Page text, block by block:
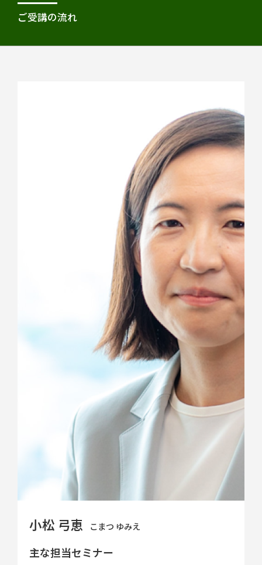
ご受講の流れ
小松 弓恵 こまつ ゆみえ
主な担当セミナー